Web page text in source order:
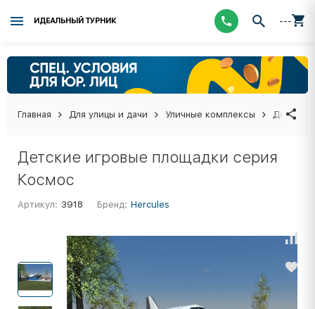
ИДЕАЛЬНЫЙ ТУРНИК ---
Главная Для улицы и дачи Уличные комплексы Детские
Детские игровые площадки серия
Космос
Артикул: 3918 Бренд: Hercules